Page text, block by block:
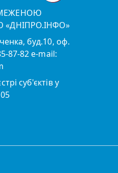
«ДНІПРО.ІНФО»
буд.10, оф.
87-82 e-mail:
суб'єктів у